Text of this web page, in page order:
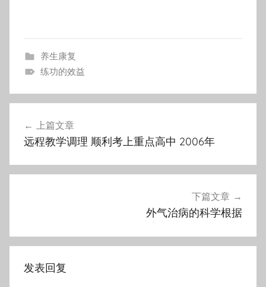
养生康复
练功的效益
航
上篇文章
远程教学调理 顺利考上重点高中 2006年
下篇文章
外气治病的科学根据
发表回复